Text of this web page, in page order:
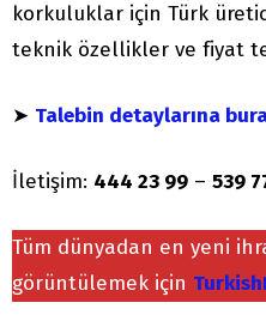
korkuluklar için Türk
teknik özellikler ve fiyat
➤ Talebin detaylarına
İletişim: 444 23 99 – 539
Tüm dünyadan en yeni
görüntülemek için